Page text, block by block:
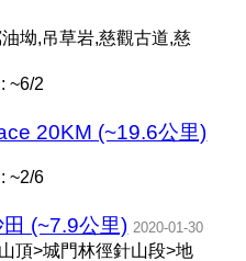
坳,吊草岩,慈觀古道,慈
~6/2
20KM (~19.6公里)
~2/6
(~7.9公里) 2020-01-30
頂>城門林徑針山段>地